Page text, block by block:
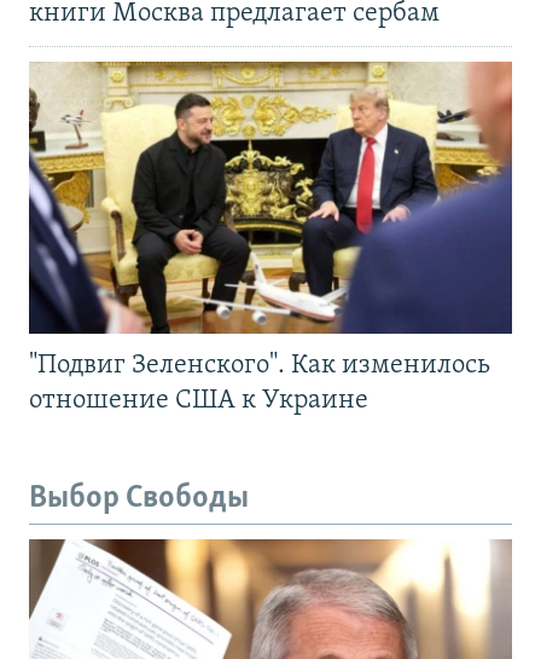
книги Москва предлагает сербам
"Подвиг Зеленского". Как изменилось
отношение США к Украине
Выбор Свободы